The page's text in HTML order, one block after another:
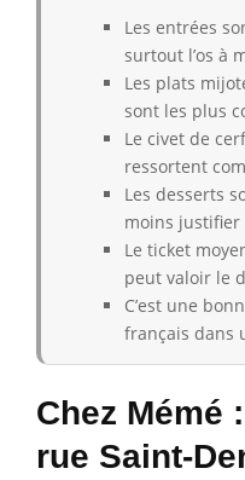
Les entrées
surtout l’os à
Les plats
sont les plus
Le civet de
ressortent
Les desserts
moins justifier
Le ticket
peut valoir le
C’est une
français dans
Chez Mémé
rue Saint-